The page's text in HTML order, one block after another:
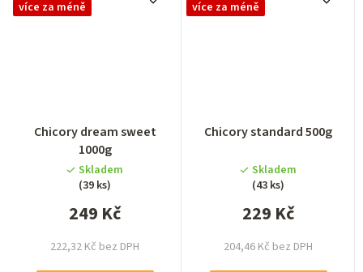
více za méně
Chicory dream sweet
1000g
hodnocení
produktu
je
5,0
z
hvězdiček.
Skladem
(39 ks)
222,32 Kč bez DPH
249 Kč
více za méně
Chicory standard 500g
Skladem
(43 ks)
204,46 Kč bez DPH
229 Kč